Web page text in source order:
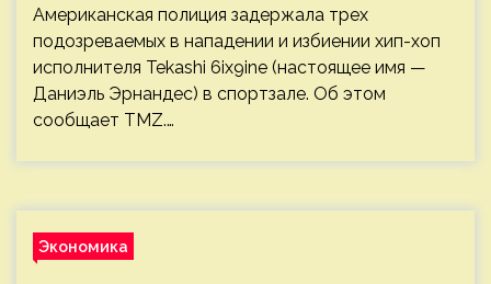
Американская полиция задержала трех
подозреваемых в нападении и избиении хип-хоп
исполнителя Tekashi 6ix9ine (настоящее имя —
Даниэль Эрнандес) в спортзале. Об этом
сообщает TMZ.…
Экономика